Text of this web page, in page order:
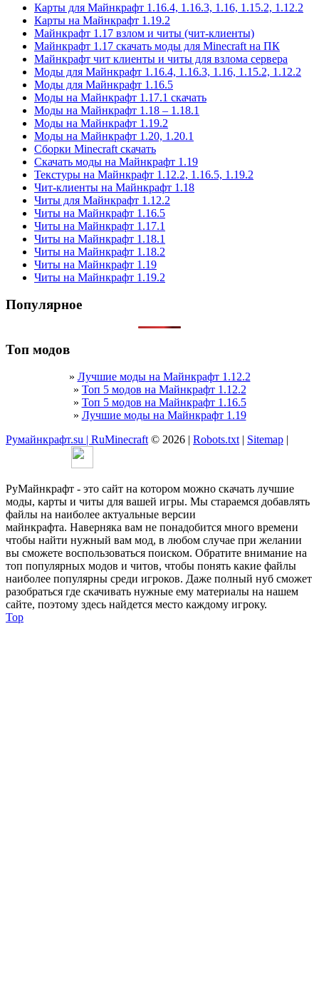
Карты для Майнкрафт 1.16.4, 1.16.3, 1.16, 1.15.2, 1.12.2
Карты на Майнкрафт 1.19.2
Майнкрафт 1.17 взлом и читы (чит-клиенты)
Майнкрафт 1.17 скачать моды для Minecraft на ПК
Майнкрафт чит клиенты и читы для взлома сервера
Моды для Майнкрафт 1.16.4, 1.16.3, 1.16, 1.15.2, 1.12.2
Моды для Майнкрафт 1.16.5
Моды на Майнкрафт 1.17.1 скачать
Моды на Майнкрафт 1.18 – 1.18.1
Моды на Майнкрафт 1.19.2
Моды на Майнкрафт 1.20, 1.20.1
Сборки Minecraft скачать
Скачать моды на Майнкрафт 1.19
Текстуры на Майнкрафт 1.12.2, 1.16.5, 1.19.2
Чит-клиенты на Майнкрафт 1.18
Читы для Майнкрафт 1.12.2
Читы на Майнкрафт 1.16.5
Читы на Майнкрафт 1.17.1
Читы на Майнкрафт 1.18.1
Читы на Майнкрафт 1.18.2
Читы на Майнкрафт 1.19
Читы на Майнкрафт 1.19.2
Популярное
Топ модов
» Лучшие моды на Майнкрафт 1.12.2
» Топ 5 модов на Майнкрафт 1.12.2
» Топ 5 модов на Майнкрафт 1.16.5
» Лучшие моды на Майнкрафт 1.19
Румайнкрафт.su | RuMinecraft© 2026 | Robots.txt| Sitemap |
РуМайнкрафт - это сайт на котором можно скачать лучшие
моды, карты и читы для вашей игры. Мы стараемся добавлять
файлы на наиболее актуальные версии
майнкрафта. Наверняка вам не понадобится много времени
чтобы найти нужный вам мод, в любом случае при желании
вы сможете воспользоваться поиском. Обратите внимание на
топ популярных модов и читов, чтобы понять какие файлы
наиболее популярны среди игроков. Даже полный нуб сможет
разобраться где скачивать нужные ему материалы на нашем
сайте, поэтому здесь найдется место каждому игроку.
Top